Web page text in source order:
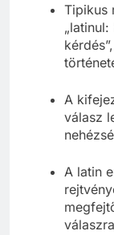
Tipikus
A
válasz
A latin